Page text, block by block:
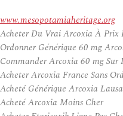
www.mesopotamiaheritage.org
Acheter Du Vrai Arcoxia À Prix
Ordonner Générique 60 mg
Commander Arcoxia 60 mg Sur
Acheter Arcoxia France Sans
Acheté Générique Arcoxia
Acheté Arcoxia Moins Cher